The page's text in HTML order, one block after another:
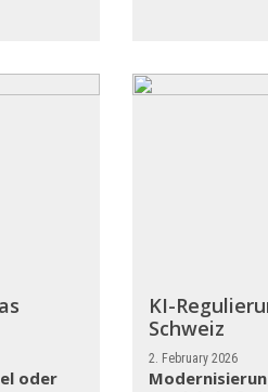
oder
KI-
Schweiz
2. February 2026